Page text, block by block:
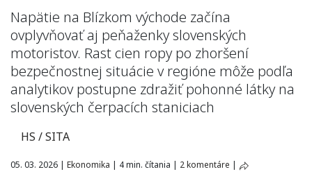
Napätie na Blízkom východe začína
ovplyvňovať aj peňaženky slovenských
motoristov. Rast cien ropy po zhoršení
bezpečnostnej situácie v regióne môže podľa
analytikov postupne zdražiť pohonné látky na
slovenských čerpacích staniciach
HS / SITA
05. 03. 2026 | Ekonomika | 4 min. čítania | 2 komentáre |